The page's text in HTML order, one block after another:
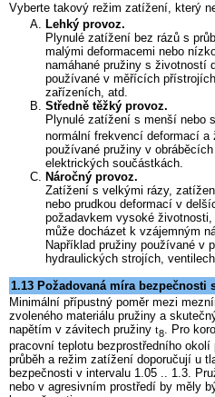
Vyberte takový režim zatížení, který
Lehký provoz.
Plynulé zatížení bez rázů s
malými deformacemi nebo
namáhané pružiny s životností
používané v měřících
zařízeních, atd.
Středně těžký provoz.
Plynulé zatížení s menší nebo
normální frekvencí deformací a
používané pružiny v
elektrických součástkách.
Náročný provoz.
Zatížení s velkými rázy,
nebo prudkou deformací v
požadavkem vysoké
může docházet k vzájemným
Například pružiny používané v
hydraulických strojích,
1.13 Požadovaná míra bezpečnosti
Minimální přípustný poměr mezi
zvoleného materiálu pružiny a
napětím v závitech pružiny t8. Pro
pracovní teplotu bezprostředního
průběh a režim zatížení doporučují u
bezpečnosti v intervalu 1.05 .. 1.3.
nebo v agresivním prostředí by měly